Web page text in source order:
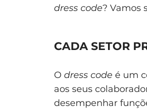
dress code? Vamos
CADA SETOR
O dress code é um
aos seus
desempenhar